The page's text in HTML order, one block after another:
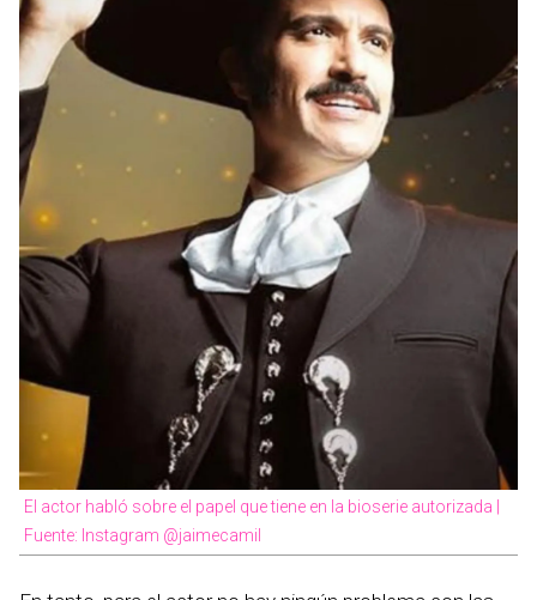
El actor habló sobre el papel que tiene en la bioserie autorizada |
Fuente: Instagram @jaimecamil